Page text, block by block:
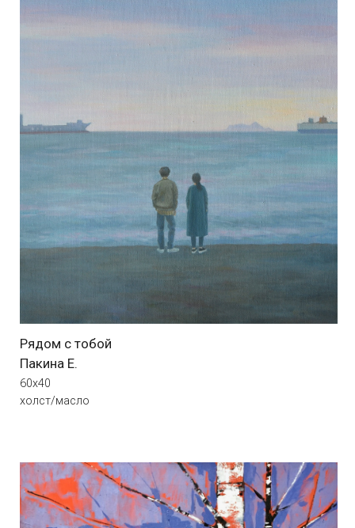
Закатно-аперольное
Бородинова Е.
80х75
холст/масло